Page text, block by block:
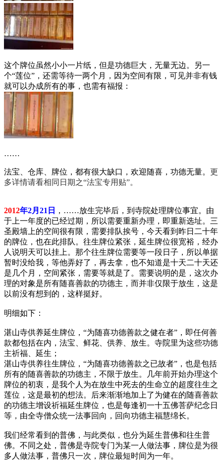
这个牌位虽然小小一片纸，但是功德巨大，无量无边。另一
个“莲位”，还需等待一两个月，因为空间有限，可见并非有钱
就可以办成所有的事，也需有福报：
……
法宝、仓库、牌位，都有很大缺口，欢迎随喜，功德无量。 更
多详情请看相同日期之“法宝专用贴”。
2012年2月21日
，……放生完毕后，到寺院处理牌位事宜。由
于上一年度的已经过期，所以需要重新办理，即重新选址。三
圣殿墙上的空间很有限，需要排队挨号，今天看到昨日二十年
的牌位，也在此排队。往生牌位紧张，延生牌位很宽裕，经办
人说明天可以挂上。那个往生牌位需要等一段日子，所以单据
暂时没给我，等他弄好了，再去拿，也不知道是十天二十天还
是几个月，空间紧张，需要等就是了。需要说明的是，这次办
理的对象是所有随喜善款的功德主，而并非仅限于放生，这是
以前没有想到的，这样挺好。
明细如下：
湛山寺供养延生牌位，“为随喜功德善款之健在者”，即任何善
款都包括在内，法宝、鲜花、供养、放生。寺院里为这些功德
主祈福、延生；
湛山寺供养往生牌位，“为随喜功德善款之已故者”，也是包括
所有的随喜善款的功德主，不限于放生。几年前开始办理这个
牌位的初衷，是我个人为在放生中死去的生命立的超度往生之
莲位，这是最初的想法。后来渐渐地加上了为健在的随喜善款
的功德主增设祈福延生牌位，也是每逢初一十五佛菩萨纪念日
等，由全寺僧众统一法事回向，回向功德主福慧绵长。
我们经常看到的普佛，与此类似，也分为延生普佛和往生普
佛。不同之处，普佛是寺院专门为某一人做法事，牌位是为很
多人做法事，普佛只一次，牌位最短时间为一年。